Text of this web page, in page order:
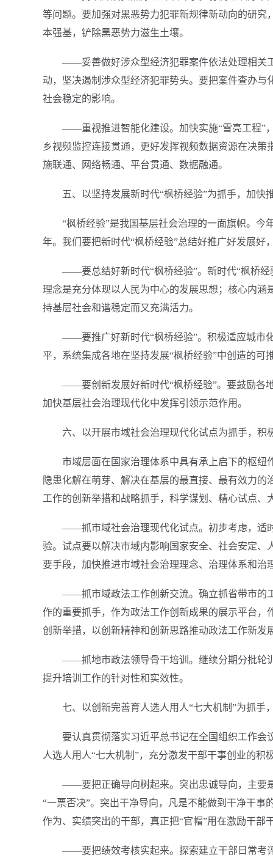
等问题。要加强对黑恶势力犯罪新规律新动向的研
本强基，铲除黑恶势力滋生土壤。
——妥善做好涉众型经济犯罪案件依法处理相关
动，坚决遏制涉众型经济犯罪势头。要把案件查办
社会稳定的影响。
——重视推进智能化建设。加快实施“雪亮工程”
乡视频监控连接贯通，更好发挥视频数据资源在决
施联通、网络畅通、平台贯通、数据融通。
五、以坚持发展新时代“枫桥经验”为抓手，加
“枫桥经验”是我国基层社会治理的一面旗帜。今
年。我们要把新时代“枫桥经验”总结好推广好发展好
——要总结好新时代“枫桥经验”。新时代“枫桥经
理念是充分体现以人民为中心的发展思想；核心内
持基层社会和谐稳定而又充满活力。
——要推广好新时代“枫桥经验”。积极适应城市
平，系统集成各地在坚持发展“枫桥经验”中创造的可
——要创新发展好新时代“枫桥经验”。要鼓励各
加快基层社会治理现代化中发挥引领示范作用。
六、以开展市域社会治理现代化试点为抓手，
市域层面在国家治理体系中具有承上启下的枢
隐患化解在萌芽、解决在基层的最直接、最有效力
工作的创新举措和战略抓手，科学谋划、精心试点、
——抓市域社会治理现代化试点。初步考虑，适
验。试点要以解决市域内影响国家安全、社会安定
要手段，加快推进市域社会治理理念、治理体系和治
——抓市域政法工作创新交流。确立抓省带市的
作的重要抓手，作为政法工作创新成果的展示平台
创新举措，以创新精神和创新思路推动政法工作新发
——抓地市政法领导骨干培训。继续分期分批轮
提升培训工作的针对性和实效性。
七、以创新完善育人选人用人“七大机制”为抓
要认真贯彻落实习近平总书记在全国组织工作
人选人用人“七大机制”，充分激发干部干事创业的积
——要把正确导向树起来。突出忠诚导向，主要
“一票否决”。突出干净导向，凡是不能做到干净干
作为、实绩突出的干部，真正把“官帽”用在激励干部
——要把绩效考核实起来。探索建立干部日常考